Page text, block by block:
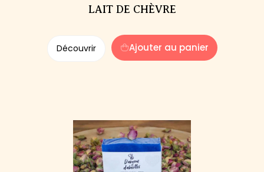
LAIT DE CHÈVRE
Découvrir Ajouter au panier